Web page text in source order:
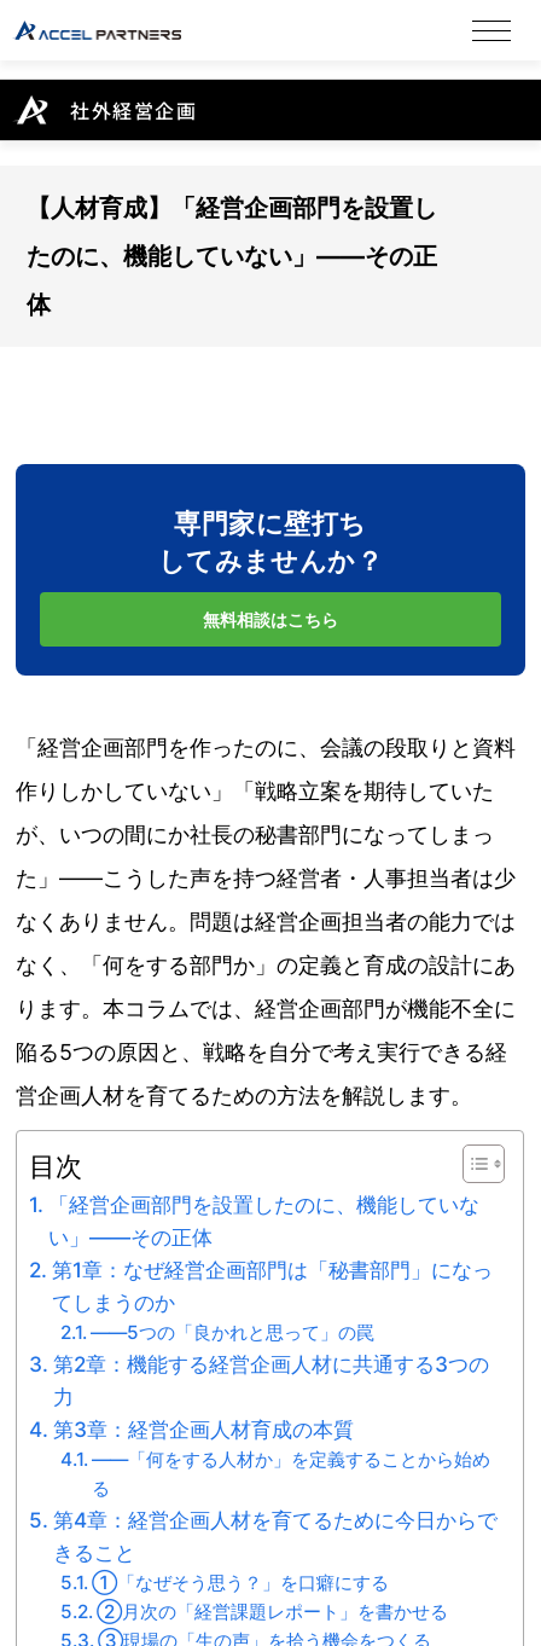
社外経営企画
【人材育成】「経営企画部門を設置し
たのに、機能していない」——その正
体
専門家に壁打ち
してみませんか？
無料相談はこちら
「経営企画部門を作ったのに、会議の段取りと資料
作りしかしていない」「戦略立案を期待していた
が、いつの間にか社長の秘書部門になってしまっ
た」——こうした声を持つ経営者・人事担当者は少
なくありません。問題は経営企画担当者の能力では
なく、「何をする部門か」の定義と育成の設計にあ
ります。本コラムでは、経営企画部門が機能不全に
陥る5つの原因と、戦略を自分で考え実行できる経
営企画人材を育てるための方法を解説します。
目次
「経営企画部門を設置したのに、機能していな
い」——その正体
第1章：なぜ経営企画部門は「秘書部門」になっ
てしまうのか
――5つの「良かれと思って」の罠
第2章：機能する経営企画人材に共通する3つの
力
第3章：経営企画人材育成の本質
――「何をする人材か」を定義することから始め
る
第4章：経営企画人材を育てるために今日からで
きること
①「なぜそう思う？」を口癖にする
②月次の「経営課題レポート」を書かせる
③現場の「生の声」を拾う機会をつくる